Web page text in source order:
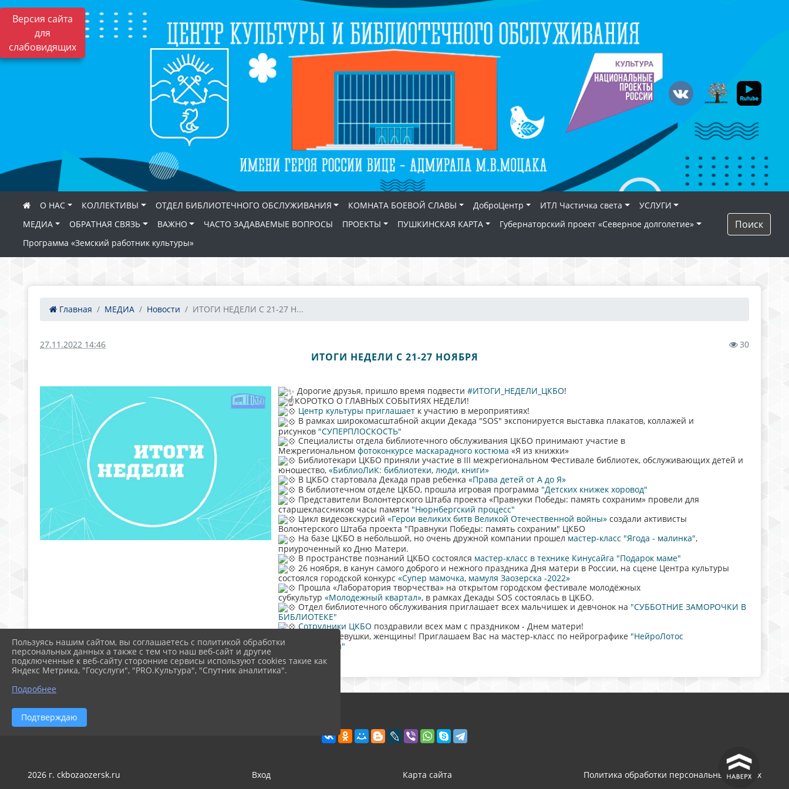
Версия сайта
для
слабовидящих
О НАС КОЛЛЕКТИВЫ ОТДЕЛ БИБЛИОТЕЧНОГО ОБСЛУЖИВАНИЯ КОМНАТА БОЕВОЙ СЛАВЫ ДоброЦентр ИТЛ Частичка света
УСЛУГИ
МЕДИА
ОБРАТНАЯ СВЯЗЬ ВАЖНО ЧАСТО ЗАДАВАЕМЫЕ ВОПРОСЫ ПРОЕКТЫ ПУШКИНСКАЯ КАРТА
Губернаторский проект «Северное долголетие»
Программа «Земский работник культуры»
Поиск
Главная МЕДИА Новости ИТОГИ НЕДЕЛИ С 21-27 Н...
27.11.2022 14:46 30
ИТОГИ НЕДЕЛИ С 21-27 НОЯБРЯ
Дорогие друзья, пришло время подвести #ИТОГИ_НЕДЕЛИ_ЦКБО!
КОРОТКО О ГЛАВНЫХ СОБЫТИЯХ НЕДЕЛИ!
Центр культуры приглашаетк участию в мероприятиях!
В рамках широкомасштабной акции Декада "SOS" экспонируется выставка плакатов, коллажей и
рисунков "СУПЕРПЛОСКОСТЬ"
Специалисты отдела библиотечного обслуживания ЦКБО принимают участие в
Межрегиональном фотоконкурсе маскарадного костюма «Я из книжки»
Библиотекари ЦКБО приняли участие в III межрегиональном Фестивале библиотек, обслуживающих детей и
юношество, «БиблиоЛиК: библиотеки, люди, книги»
В ЦКБО стартовала Декада прав ребенка «Права детей от А до Я»
В библиотечном отделе ЦКБО, прошла игровая программа "Детских книжек хоровод"
Представители Волонтерского Штаба проекта «Правнуки Победы: память сохраним» провели для
старшеклассников часы памяти "Нюрнбергский процесс"
Цикл видеоэкскурсий «Герои великих битв Великой Отечественной войны»создали активисты
Волонтерского Штаба проекта "Правнуки Победы: память сохраним" ЦКБО
На базе ЦКБО в небольшой, но очень дружной компании прошел мастер-класс "Ягода - малинка",
приуроченный ко Дню Матери.
В пространстве познаний ЦКБО состоялся мастер-класс в технике Кинусайга "Подарок маме"
26 ноября, в канун самого доброго и нежного праздника Дня матери в России, на сцене Центра культуры
состоялся городской конкурс «Супер мамочка, мамуля Заозерска -2022»
Прошла «Лаборатория творчества» на открытом городском фестивале молодёжных
субкультур «Молодежный квартал», в рамках Декады SOS состоялась в ЦКБО.
Отдел библиотечного обслуживания приглашает всех мальчишек и девчонок на "СУББОТНИЕ ЗАМОРОЧКИ В
БИБЛИОТЕКЕ"
Сотрудники ЦКБО поздравили всех мам с праздником - Днем матери!
Дорогие девушки, женщины! Приглашаем Вас на мастер-класс по нейрографике "НейроЛотос
Женственности"
^
2026 г. ckbozaozersk.ru Вход Карта сайта Политика обработки персональных данных
Пользуясь нашим сайтом, вы соглашаетесь с политикой обработки
персональных данных а также с тем что наш веб-сайт и другие
подключенные к веб-сайту сторонние сервисы используют cookies такие как
Яндекс Метрика, "Госуслуги", "PRO.Культура", "Спутник аналитика".
Подробнее
Подтверждаю